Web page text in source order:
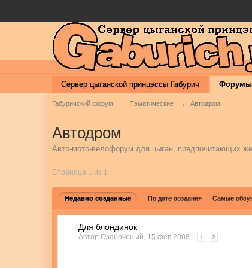
Сервер цыганской принцэссы Габурич Форумы
Габуричский форум → Тэматические → Автодром
Автодром
Авто-мото-велофорум для цыган, предпочитающих
Страница 1 из 1
Недавно созданные По дате создания Самые
Для блондинок
АвторОзабоченый, 15 фев 2008 1 2